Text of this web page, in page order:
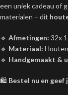
een uniek cadeau of
materialen – dit
🔹 Afmetingen: 32x
🔹 Materiaal:
🔹 Handgemaakt &
🛍️ Bestel nu en